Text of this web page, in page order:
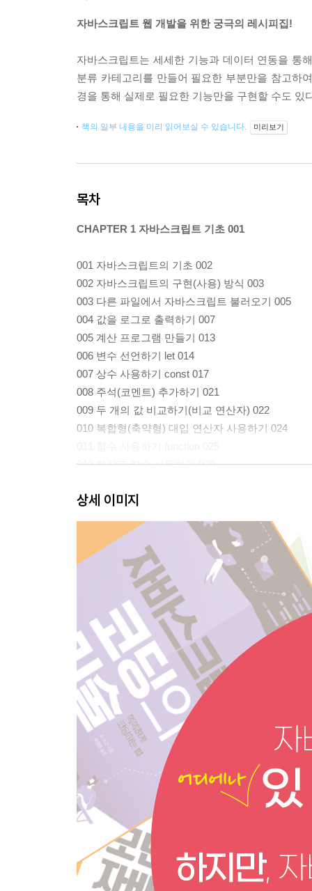
자바스크립트 웹 개발을 위한 궁극의 레시피집!
자바스크립트는 세세한 기능과 데이터 연동을 통
분류 카테고리를 만들어 필요한 부분만을 참고하
경을 통해 실제로 필요한 기능만을 구현할 수도 있
책의 일부 내용을 미리 읽어보실 수 있습니다. 미리보기
목차
CHAPTER 1 자바스크립트 기초 001
001 자바스크립트의 기초 002
002 자바스크립트의 구현(사용) 방식 003
003 다른 파일에서 자바스크립트 불러오기 005
004 값을 로그로 출력하기 007
005 계산 프로그램 만들기 013
006 변수 선언하기 let 014
007 상수 사용하기 const 017
008 주석(코멘트) 추가하기 021
009 두 개의 값 비교하기(비교 연산자) 022
010 복합형(축약형) 대입 연산자 사용하기 024
012 화살표 함수 사용하기 028
014 다수의 파라미터를 가지는 함수 정의하기 031
015 조건문 사용하기 if 033
016 조건문 사용하기 switch 036
017 반복문 사용하기 for 040
018 반복문 사용하기 while 042
019 반복 처리 스킵 043
CHAPTER 2 판별, 수, 문자 045
020 진위 여부 판별하기 046
021 숫자 다루기 048
022 어림 계산하기(반올림, 올림, 버림) 050
023 임의의 수 다루기 052
024 수학 계산 함수 사용하기 055
025 삼각 함수 사용하기 057
026 문자열 다루기 060
027 문자열의 길이 확인하기 061
028 문자열의 공백 처리하기 trim 063
029 문자열 검색하기(인덱스 검색) 064
030 문자열 검색하기(부분 검색) 067
031 문자열에서 문자 다루기(문자열에서 문자 추출
032 문자열 다루기(위치 지정하여 선택하기) 072
상세 이미지